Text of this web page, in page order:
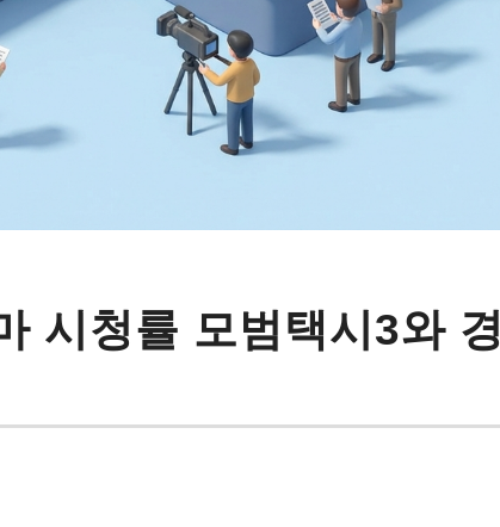
시청률 모범택시3와 경